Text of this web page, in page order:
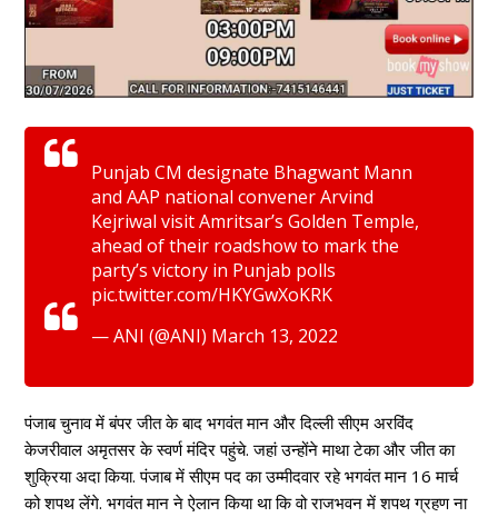
Punjab CM designate Bhagwant Mann
and AAP national convener Arvind
Kejriwal visit Amritsar’s Golden Temple,
ahead of their roadshow to mark the
party’s victory in Punjab polls
pic.twitter.com/HKYGwXoKRK
— ANI (@ANI) March 13, 2022
पंजाब चुनाव में बंपर जीत के बाद भगवंत मान और दिल्ली सीएम अरविंद
केजरीवाल अमृतसर के स्वर्ण मंदिर पहुंचे. जहां उन्होंने माथा टेका और जीत का
शुक्रिया अदा किया. पंजाब में सीएम पद का उम्मीदवार रहे भगवंत मान 16 मार्च
को शपथ लेंगे. भगवंत मान ने ऐलान किया था कि वो राजभवन में शपथ ग्रहण ना